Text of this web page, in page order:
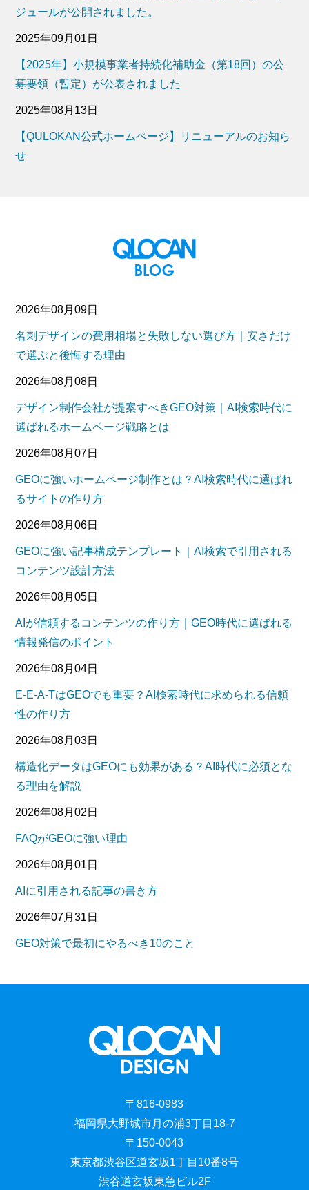
ジュールが公開されました。
2025年09月01日
【2025年】小規模事業者持続化補助金（第18回）の公
募要領（暫定）が公表されました
2025年08月13日
【QULOKAN公式ホームページ】リニューアルのお知ら
せ
2026年08月09日
名刺デザインの費用相場と失敗しない選び方｜安さだけ
で選ぶと後悔する理由
2026年08月08日
デザイン制作会社が提案すべきGEO対策｜AI検索時代に
選ばれるホームページ戦略とは
2026年08月07日
GEOに強いホームページ制作とは？AI検索時代に選ばれ
るサイトの作り方
2026年08月06日
GEOに強い記事構成テンプレート｜AI検索で引用される
コンテンツ設計方法
2026年08月05日
AIが信頼するコンテンツの作り方｜GEO時代に選ばれる
情報発信のポイント
2026年08月04日
E-E-A-TはGEOでも重要？AI検索時代に求められる信頼
性の作り方
2026年08月03日
構造化データはGEOにも効果がある？AI時代に必須とな
る理由を解説
2026年08月02日
FAQがGEOに強い理由
2026年08月01日
AIに引用される記事の書き方
2026年07月31日
GEO対策で最初にやるべき10のこと
〒816-0983
福岡県大野城市月の浦3丁目18-7
〒150-0043
東京都渋谷区道玄坂1丁目10番8号
渋谷道玄坂東急ビル2F